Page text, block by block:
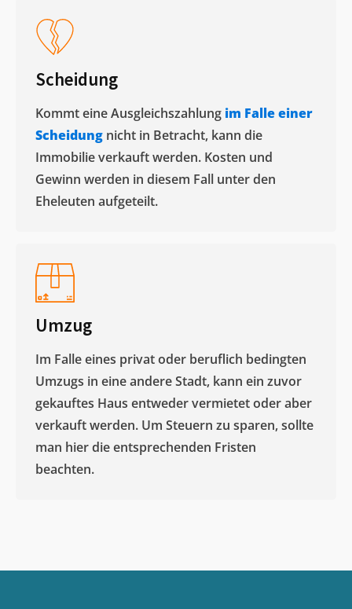
Scheidung
Kommt eine Ausgleichszahlung im Falle einer
Scheidung nicht in Betracht, kann die
Immobilie verkauft werden. Kosten und
Gewinn werden in diesem Fall unter den
Eheleuten aufgeteilt.​
Umzug
Im Falle eines privat oder beruflich bedingten
Umzugs in eine andere Stadt, kann ein zuvor
gekauftes Haus entweder vermietet oder aber
verkauft werden. Um Steuern zu sparen, sollte
man hier die entsprechenden Fristen
beachten.